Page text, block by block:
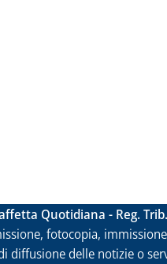
Quotidiana - Reg.
fotocopia,
diffusione delle notizie o